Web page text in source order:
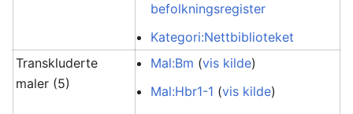
befolkningsregister
Kategori:Nettbiblioteket
Transkluderte
maler (5)
Mal:Bm (vis kilde)
Mal:Hbr1-1 (vis kilde)